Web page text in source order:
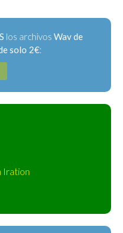
los archivos Wav de
solo 2€:
Iration